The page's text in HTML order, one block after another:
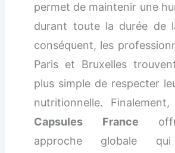
permet de maintenir une
durant toute la durée de
conséquent, les
Paris et Bruxelles
plus simple de respecter
nutritionnelle.
Capsules France
approche globale